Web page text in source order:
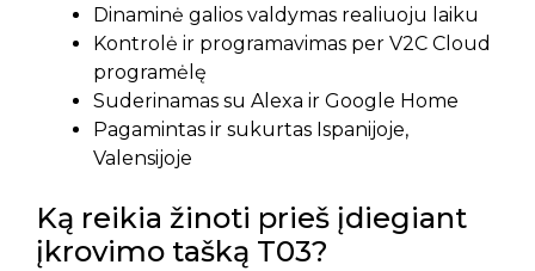
Dinaminė galios valdymas realiuoju laiku
Kontrolė ir programavimas per V2C Cloud
programėlę
Suderinamas su Alexa ir Google Home
Pagamintas ir sukurtas Ispanijoje,
Valensijoje
Ką reikia žinoti prieš įdiegiant
įkrovimo tašką T03?